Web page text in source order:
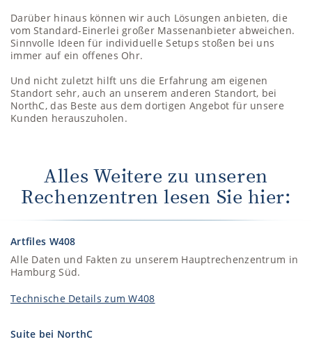
Darüber hinaus können wir auch Lösungen anbieten, die
vom Standard-Einerlei großer Massenanbieter abweichen.
Sinnvolle Ideen für individuelle Setups stoßen bei uns
immer auf ein offenes Ohr.
Und nicht zuletzt hilft uns die Erfahrung am eigenen
Standort sehr, auch an unserem anderen Standort, bei
NorthC, das Beste aus dem dortigen Angebot für unsere
Kunden herauszuholen.
Alles Weitere zu unseren
Rechenzentren lesen Sie hier:
Artfiles W408
Alle Daten und Fakten zu unserem Hauptrechenzentrum in
Hamburg Süd.
Technische Details zum W408
Suite bei NorthC